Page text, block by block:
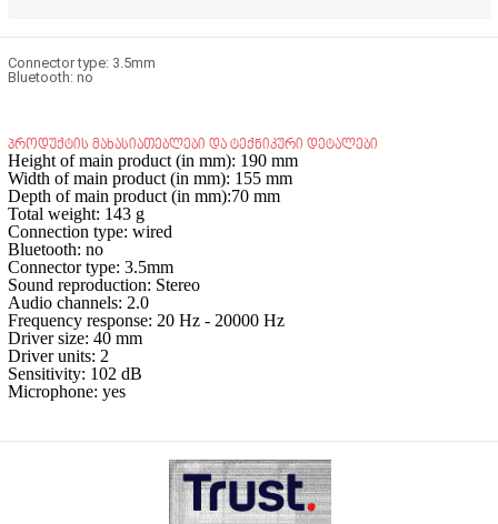
Connector type: 3.5mm
Bluetooth: no
პროდუქტის მახასიათებლები და ტექნიკური დეტალები
Height of main product (in mm): 190 mm
Width of main product (in mm): 155 mm
Depth of main product (in mm):70 mm
Total weight: 143 g
Connection type: wired
Bluetooth: no
Connector type: 3.5mm
Sound reproduction: Stereo
Audio channels: 2.0
Frequency response: 20 Hz - 20000 Hz
Driver size: 40 mm
Driver units: 2
Sensitivity: 102 dB
Microphone: yes